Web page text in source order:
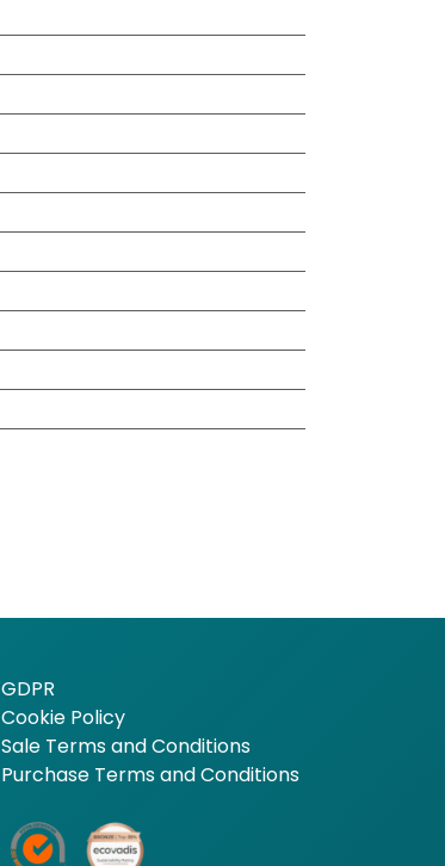
GDPR
Cookie Policy
Sale Terms and Conditions
Purchase Terms and Conditions